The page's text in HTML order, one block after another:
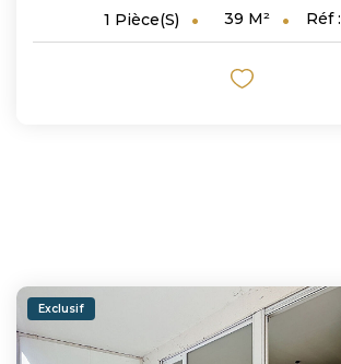
1 Pièce(s) 39 M² Réf :
Exclusif